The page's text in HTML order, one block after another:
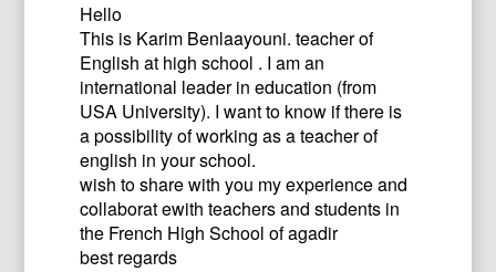
Hello
This is Karim Benlaayouni. teacher of
English at high school . I am an
international leader in education (from
USA University). I want to know if there is
a possibility of working as a teacher of
english in your school.
wish to share with you my experience and
collaborat ewith teachers and students in
the French High School of agadir
best regards